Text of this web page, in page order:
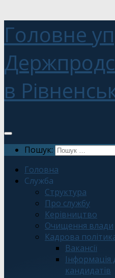
Головне
в
Пошук:
Головна
Служба
Структура
Про службу
Керівництво
Очищення влади
Кадрова
Вакансії
Інформація
кандидатів